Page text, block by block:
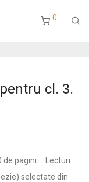
0
cl. 3.
de pagini. Lecturi
selectate din